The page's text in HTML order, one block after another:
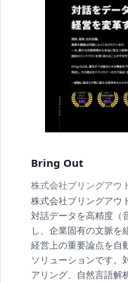
Bring Out
株式会社ブリングアウ
株式会社ブリングアウ
対話データを高精度（
し、企業固有の文脈を
経営上の重要論点を自
ソリューションです。
アリング、自然言語解